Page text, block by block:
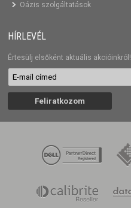
Oázis szolgáltatások
HÍRLEVÉL
Értesülj elsőként aktuális akcióinkról!